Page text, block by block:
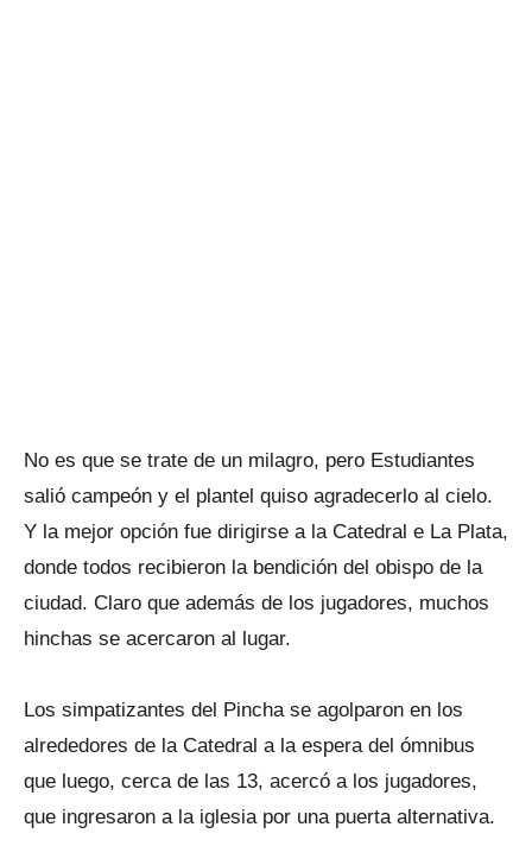
No es que se trate de un milagro, pero Estudiantes
salió campeón y el plantel quiso agradecerlo al cielo.
Y la mejor opción fue dirigirse a la Catedral e La Plata,
donde todos recibieron la bendición del obispo de la
ciudad. Claro que además de los jugadores, muchos
hinchas se acercaron al lugar.
Los simpatizantes del Pincha se agolparon en los
alrededores de la Catedral a la espera del ómnibus
que luego, cerca de las 13, acercó a los jugadores,
que ingresaron a la iglesia por una puerta alternativa.